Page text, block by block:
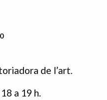
de l’art.
a 19 h.